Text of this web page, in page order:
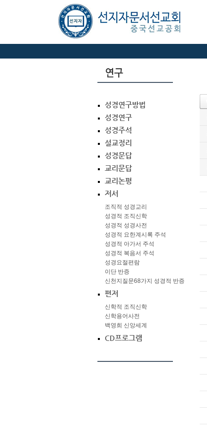
성경연구방법
성경연구
성경주석
설교정리
성경문답
교리문답
교리논평
저서
조직적 성경교리
성경적 조직신학
성경적 성경사전
성경적 요한계시록 주석
성경적 아가서 주석
성경적 복음서 주석
성경요절편람
이단 반증
신천지질문68가지 성경적 반증
편저
신학적 조직신학
신학용어사전
백영희 신앙세계
CD프로그램